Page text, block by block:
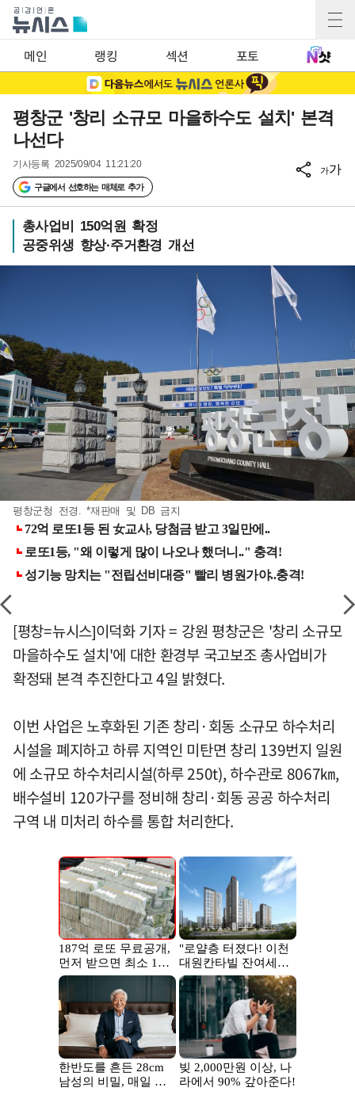
메인 랭킹 섹션 포토
평창군 '창리 소규모 마을하수도 설치' 본격
나선다
기사등록 2025/09/04 11:21:20
구글에서 선호하는 매체로 추가
가가
총사업비 150억원 확정
공중위생 향상·주거환경 개선
평창군청 전경. *재판매 및 DB 금지
[평창=뉴시스]이덕화 기자 = 강원 평창군은 '창리 소규모
마을하수도 설치'에 대한 환경부 국고보조 총사업비가
확정돼 본격 추진한다고 4일 밝혔다.
이번 사업은 노후화된 기존 창리·회동 소규모 하수처리
시설을 폐지하고 하류 지역인 미탄면 창리 139번지 일원
에 소규모 하수처리시설(하루 250t), 하수관로 8067㎞,
배수설비 120가구를 정비해 창리·회동 공공 하수처리
구역 내 미처리 하수를 통합 처리한다.